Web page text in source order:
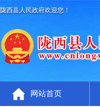
陇西县人民政府欢迎您！
网站首页